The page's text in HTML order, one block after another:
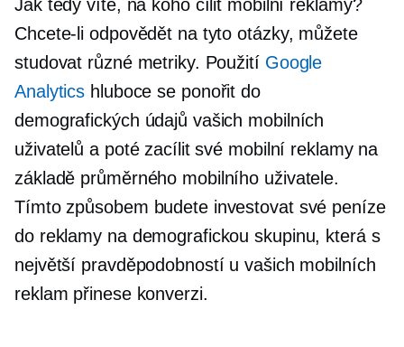
Jak tedy víte, na koho cílit mobilní reklamy?
Chcete-li odpovědět na tyto otázky, můžete
studovat různé metriky. Použití Google
Analytics hluboce se ponořit do
demografických údajů vašich mobilních
uživatelů a poté zacílit své mobilní reklamy na
základě průměrného mobilního uživatele.
Tímto způsobem budete investovat své peníze
do reklamy na demografickou skupinu, která s
největší pravděpodobností u vašich mobilních
reklam přinese konverzi.